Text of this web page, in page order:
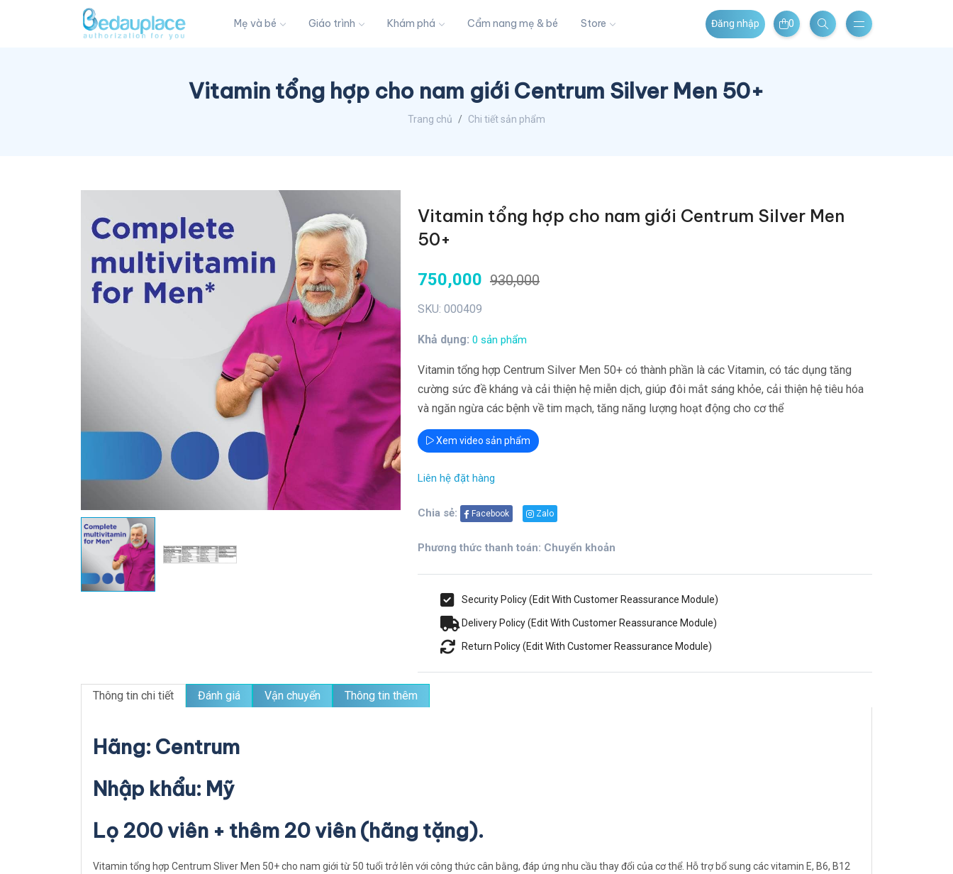
Mẹ và bé Giáo trình Khám phá Cẩm nang mẹ & bé Store Đăng nhập 0
Vitamin tổng hợp cho nam giới Centrum Silver Men 50+
Trang chủ Chi tiết sản phẩm
Vitamin tổng hợp cho nam giới Centrum Silver Men
50+
750,000 930,000
SKU: 000409
Khả dụng: 0 sản phẩm
Vitamin tổng hợp Centrum Silver Men 50+ có thành phần là các Vitamin, có tác dụng tăng
cường sức đề kháng và cải thiện hệ miễn dịch, giúp đôi mắt sáng khỏe, cải thiện hệ tiêu hóa
và ngăn ngừa các bệnh về tim mạch, tăng năng lượng hoạt động cho cơ thể
Xem video sản phẩm
Liên hệ đặt hàng
Chia sẻ: Facebook Zalo
Phương thức thanh toán: Chuyển khoản
Security Policy (Edit With Customer Reassurance Module)
Delivery Policy (Edit With Customer Reassurance Module)
Return Policy (Edit With Customer Reassurance Module)
Thông tin chi tiết Đánh giá Vận chuyển Thông tin thêm
Hãng: Centrum
Nhập khẩu: Mỹ
Lọ 200 viên + thêm 20 viên (hãng tặng).
Vitamin tổng hợp Centrum Sliver Men 50+ cho nam giới từ 50 tuổi trở lên với công thức cân bằng, đáp ứng nhu cầu thay đổi của cơ thể. Hỗ trợ bổ sung các vitamin E, B6, B12